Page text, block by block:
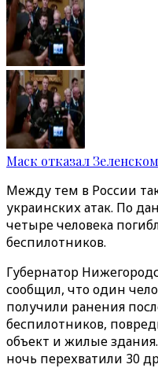
Маск отказал
Между тем в России
украинских атак. По
четыре человека
беспилотников.
Губернатор
сообщил, что один
получили ранения
беспилотников,
объект и жилые
ночь перехватили 30